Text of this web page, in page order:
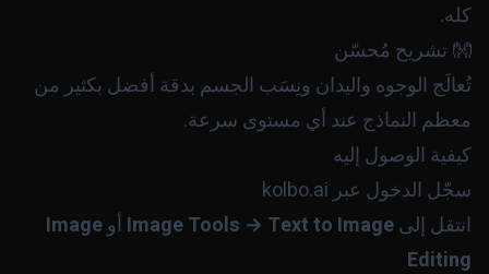
كله.
👐 تشريح مُحسّن
تُعالَج الوجوه واليدان ونِسَب الجسم بدقة أفضل بكثير من
معظم النماذج عند أي مستوى سرعة.
كيفية الوصول إليه
سجّل الدخول عبر kolbo.ai
انتقل إلىImage Tools → Text to Image أوImage
Editing